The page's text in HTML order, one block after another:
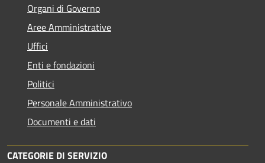
Organi di Governo
Aree Amministrative
Uffici
Enti e fondazioni
Politici
Personale Amministrativo
Documenti e dati
CATEGORIE DI SERVIZIO